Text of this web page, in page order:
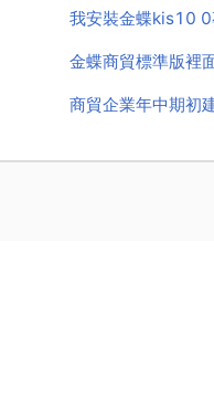
我安裝金蝶kis10 0
金蝶商貿標準版裡
商貿企業年中期初